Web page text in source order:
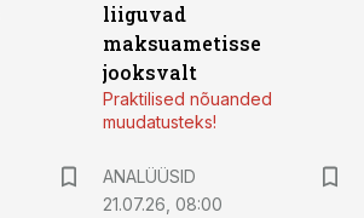
liiguvad
maksuametisse
jooksvalt
Praktilised nõuanded
muudatusteks!
ANALÜÜSID
21.07.26, 08:00